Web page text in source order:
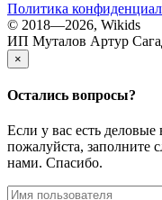
Политика
© 2018—2026, Wikids
ИП Муталов Артур
×
Остались вопросы?
Если у вас есть
пожалуйста, заполните
нами. Спасибо.